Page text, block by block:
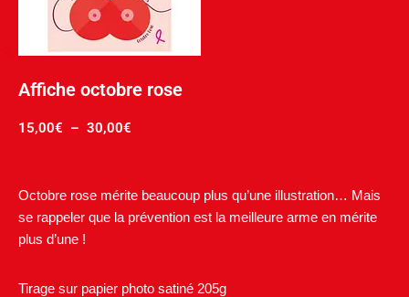
Affiche octobre rose
15,00€ – 30,00€
Octobre rose mérite beaucoup plus qu’une illustration… Mais
se rappeler que la prévention est la meilleure arme en mérite
plus d’une !
Tirage sur papier photo satiné 205g